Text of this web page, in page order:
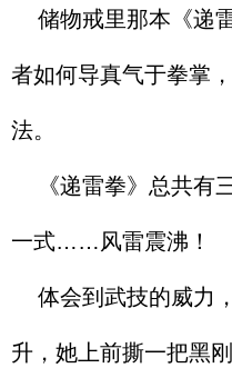
储物戒里那本《递
者如何导真气于拳掌
法。
《递雷拳》总共有
一式……风雷震沸！
体会到武技的威力
升，她上前撕一把黑